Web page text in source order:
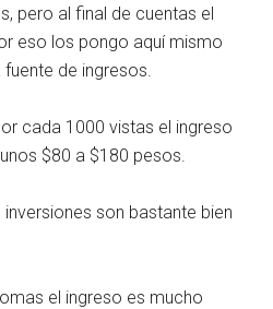
pero al final de cuentas el
eso los pongo aquí mismo
de ingresos.
cada 1000 vistas el ingreso
$80 a $180 pesos.
son bastante bien
el ingreso es mucho